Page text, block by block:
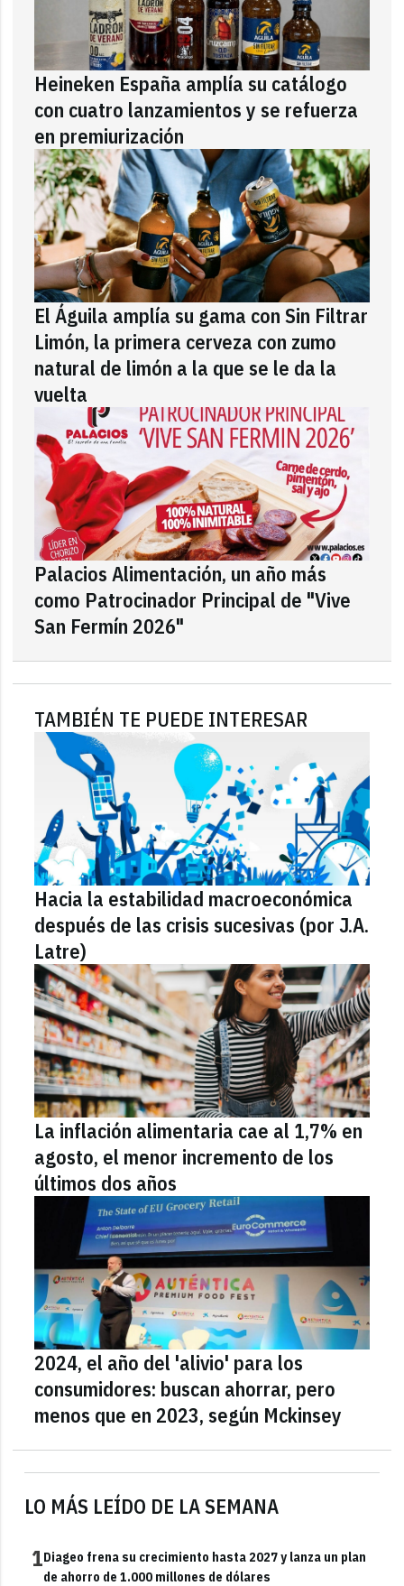
LO MÁS LEÍDO DE LA SEMANA
1Diageo frena su crecimiento hasta 2027 y lanza un plan
de ahorro de 1.000 millones de dólares
Heineken España amplía su catálogo
con cuatro lanzamientos y se refuerza
en premiurización
El Águila amplía su gama con Sin Filtrar
Limón, la primera cerveza con zumo
natural de limón a la que se le da la
vuelta
Palacios Alimentación, un año más
como Patrocinador Principal de "Vive
San Fermín 2026"
TAMBIÉN TE PUEDE INTERESAR
Hacia la estabilidad macroeconómica
después de las crisis sucesivas (por J.A.
Latre)
La inflación alimentaria cae al 1,7% en
agosto, el menor incremento de los
últimos dos años
2024, el año del 'alivio' para los
consumidores: buscan ahorrar, pero
menos que en 2023, según Mckinsey